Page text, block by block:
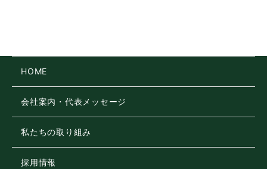
HOME
会社案内・代表メッセージ
私たちの取り組み
採用情報